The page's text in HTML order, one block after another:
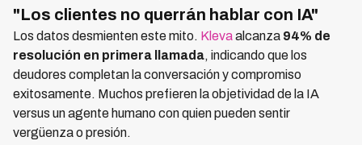
"Los clientes no querrán hablar con IA"
Los datos desmienten este mito. Klevaalcanza 94% de
resolución en primera llamada, indicando que los
deudores completan la conversación y compromiso
exitosamente. Muchos prefieren la objetividad de la IA
versus un agente humano con quien pueden sentir
vergüenza o presión.